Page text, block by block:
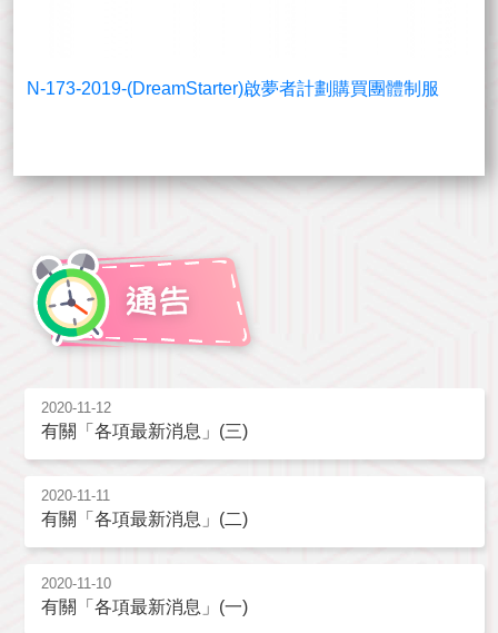
N-173-2019-(DreamStarter)啟夢者計劃購買團體制服
2020-11-12
有關「各項最新消息」(三)
2020-11-11
有關「各項最新消息」(二)
2020-11-10
有關「各項最新消息」(一)